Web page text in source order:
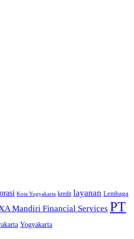
Kota Yogyakarta kredit layanan Lembaga
Mandiri Financial Services PT
Yogyakarta